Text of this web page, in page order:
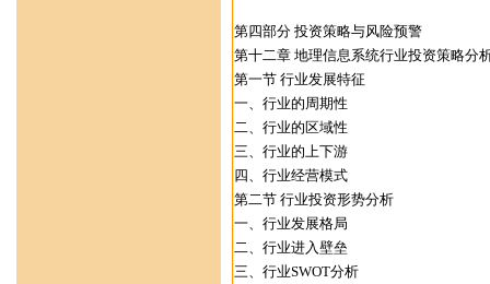
第四部分 投资策略与风险预警
第十二章 地理信息系统行业投资策略分
第一节 行业发展特征
一、行业的周期性
二、行业的区域性
三、行业的上下游
四、行业经营模式
第二节 行业投资形势分析
一、行业发展格局
二、行业进入壁垒
三、行业SWOT分析